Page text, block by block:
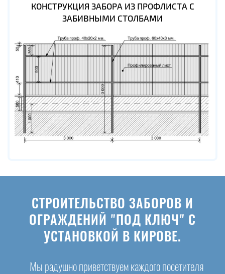
КОНСТРУКЦИЯ ЗАБОРА ИЗ ПРОФЛИСТА С
ЗАБИВНЫМИ СТОЛБАМИ
СТРОИТЕЛЬСТВО ЗАБОРОВ И
ОГРАЖДЕНИЙ "ПОД КЛЮЧ" С
УСТАНОВКОЙ В КИРОВЕ.
Мы радушно приветствуем каждого посетителя